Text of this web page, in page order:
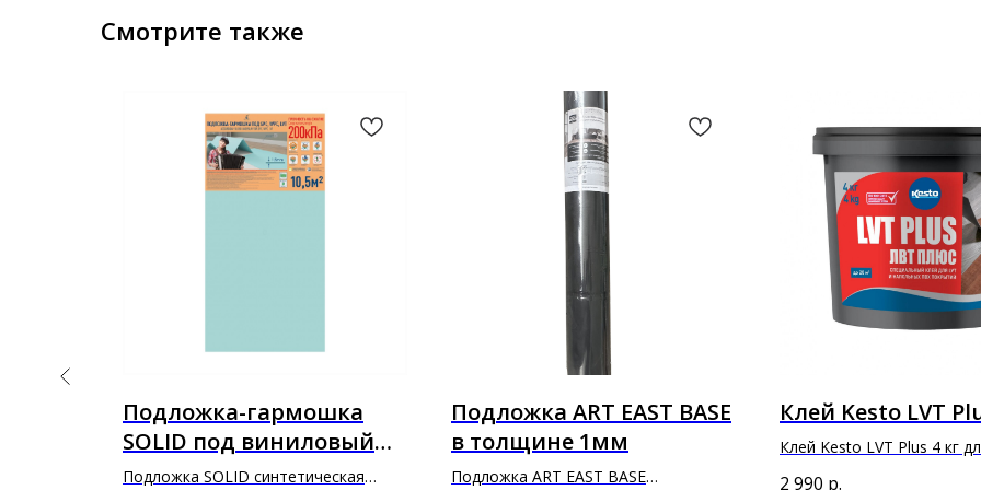
Смотрите также
Подложка-гармошка
SOLID под виниловый
замковой ламинат (SPC,
Подложка SOLID синтетическая
Подложка ART EAST BASE
в толщине 1мм
Подложка ART EAST BASE
Клей Kesto LVT
Клей Kesto LVT Plus 4 кг
2 990 р.